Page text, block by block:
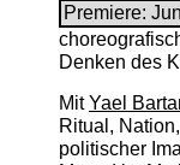
Premiere:
Denken des
MitYael
Ritual,
politischer